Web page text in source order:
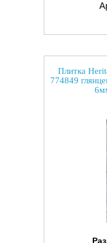
Плитка
774849